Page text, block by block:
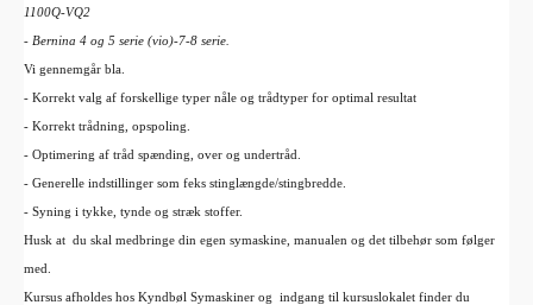
1100Q-VQ2
- Bernina 4 og 5 serie (vio)-7-8 serie.
Vi gennemgår bla.
- Korrekt valg af forskellige typer nåle og trådtyper for optimal resultat
- Korrekt trådning, opspoling.
- Optimering af tråd spænding, over og undertråd.
- Generelle indstillinger som feks stinglængde/stingbredde.
- Syning i tykke, tynde og stræk stoffer.
Husk at du skal medbringe din egen symaskine, manualen og det tilbehør som følger
med.
Kursus afholdes hos Kyndbøl Symaskiner og indgang til kursuslokalet finder du